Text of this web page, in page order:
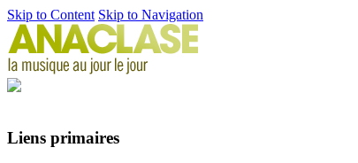
Skip to Content Skip to Navigation
Liens primaires